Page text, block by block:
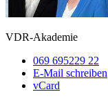
VDR-Akademie
069 695229 22
E-Mail schreiben
vCard